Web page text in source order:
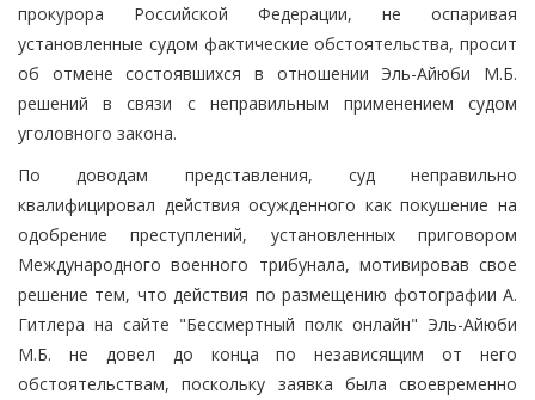
прокурора Российской Федерации, не оспаривая
установленные судом фактические обстоятельства, просит
об отмене состоявшихся в отношении Эль-Айюби М.Б.
решений в связи с неправильным применением судом
уголовного закона.
По доводам представления, суд неправильно
квалифицировал действия осужденного как покушение на
одобрение преступлений, установленных приговором
Международного военного трибунала, мотивировав свое
решение тем, что действия по размещению фотографии А.
Гитлера на сайте "Бессмертный полк онлайн" Эль-Айюби
М.Б. не довел до конца по независящим от него
обстоятельствам, поскольку заявка была своевременно